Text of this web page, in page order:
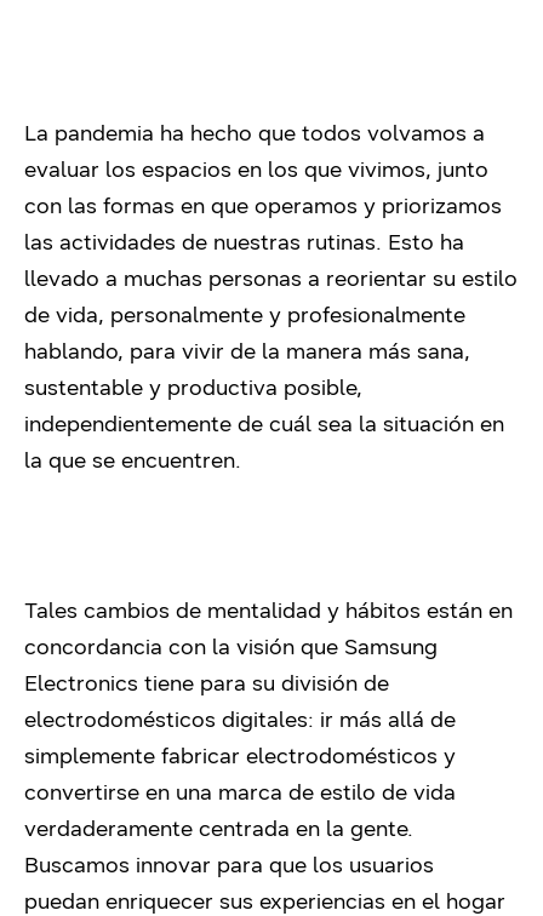
La pandemia ha hecho que todos volvamos a
evaluar los espacios en los que vivimos, junto
con las formas en que operamos y priorizamos
las actividades de nuestras rutinas. Esto ha
llevado a muchas personas a reorientar su estilo
de vida, personalmente y profesionalmente
hablando, para vivir de la manera más sana,
sustentable y productiva posible,
independientemente de cuál sea la situación en
la que se encuentren.
Tales cambios de mentalidad y hábitos están en
concordancia con la visión que Samsung
Electronics tiene para su división de
electrodomésticos digitales: ir más allá de
simplemente fabricar electrodomésticos y
convertirse en una marca de estilo de vida
verdaderamente centrada en la gente.
Buscamos innovar para que los usuarios
puedan enriquecer sus experiencias en el hogar